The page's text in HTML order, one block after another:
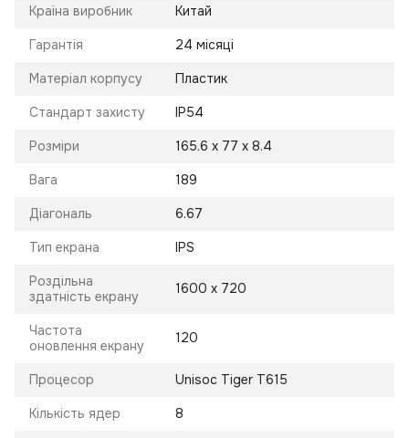
Країна виробник Китай
Гарантія 24 місяці
Матеріал корпусу Пластик
Стандарт захисту IP54
Розміри 165.6 x 77 x 8.4
Вага 189
Діагональ 6.67
Тип екрана IPS
Роздільна
здатність екрану
1600 x 720
Частота
оновлення екрану
120
Процесор Unisoc Tiger T615
Кількість ядер 8